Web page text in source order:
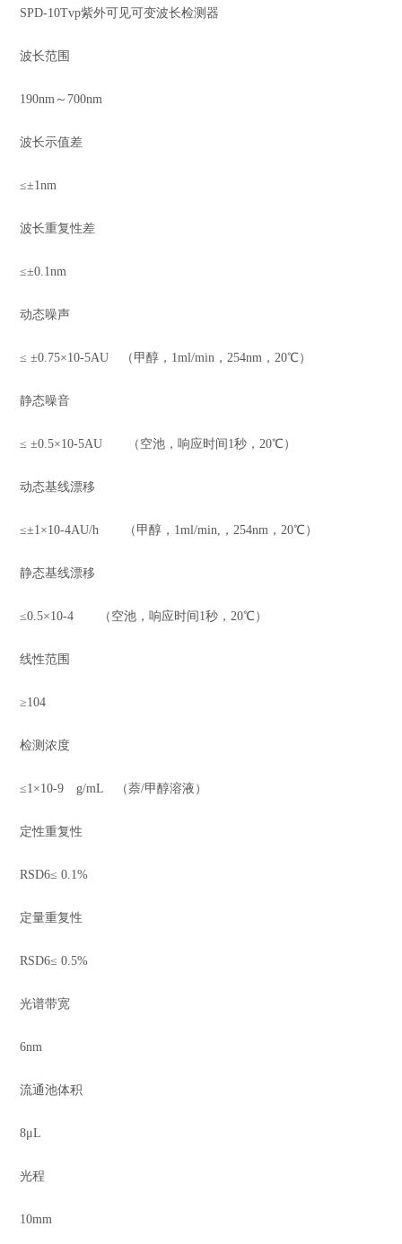
SPD-10Tvp紫外可见可变波长检测器
波长范围
190nm～700nm
波长示值差
≤±1nm
波长重复性差
≤±0.1nm
动态噪声
≤ ±0.75×10-5AU （甲醇，1ml/min，254nm，20℃）
静态噪音
≤ ±0.5×10-5AU （空池，响应时间1秒，20℃）
动态基线漂移
≤±1×10-4AU/h （甲醇，1ml/min,，254nm，20℃）
静态基线漂移
≤0.5×10-4 （空池，响应时间1秒，20℃）
线性范围
≥104
检测浓度
≤1×10-9 g/mL （萘/甲醇溶液）
定性重复性
RSD6≤ 0.1%
定量重复性
RSD6≤ 0.5%
光谱带宽
6nm
流通池体积
8μL
光程
10mm